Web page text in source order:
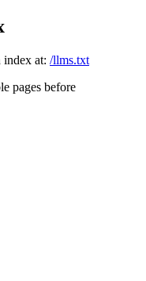
index at: /llms.txt
pages before